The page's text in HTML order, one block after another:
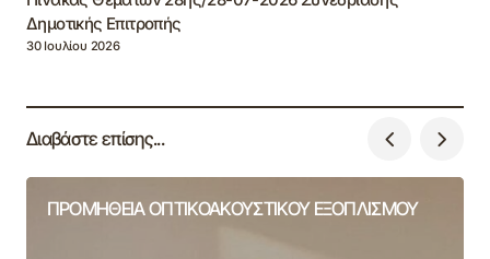
Δημοτικής Επιτροπής
30 Ιουλίου 2026
Διαβάστε επίσης...
ΠΡΟΜΗΘΕΙΑ ΟΠΤΙΚΟΑΚΟΥΣΤΙΚΟΥ ΕΞΟΠΛΙΣΜΟΥ